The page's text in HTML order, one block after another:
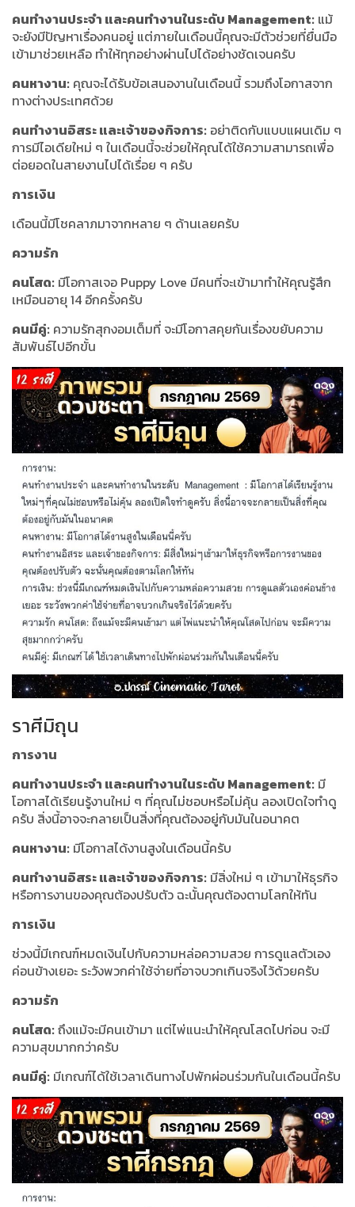
คนทำงานประจำ และคนทำงานในระดับ Management: แม้
จะยังมีปัญหาเรื่องคนอยู่ แต่ภายในเดือนนี้คุณจะมีตัวช่วยที่ยื่นมือ
เข้ามาช่วยเหลือ ทำให้ทุกอย่างผ่านไปได้อย่างชัดเจนครับ
คนหางาน: คุณจะได้รับข้อเสนองานในเดือนนี้ รวมถึงโอกาสจาก
ทางต่างประเทศด้วย
คนทำงานอิสระ และเจ้าของกิจการ: อย่าติดกับแบบแผนเดิม ๆ
การมีไอเดียใหม่ ๆ ในเดือนนี้จะช่วยให้คุณได้ใช้ความสามารถเพื่อ
ต่อยอดในสายงานไปได้เรื่อย ๆ ครับ
การเงิน
เดือนนี้มีโชคลาภมาจากหลาย ๆ ด้านเลยครับ
ความรัก
คนโสด: มีโอกาสเจอ Puppy Love มีคนที่จะเข้ามาทำให้คุณรู้สึก
เหมือนอายุ 14 อีกครั้งครับ
คนมีคู่: ความรักสุกงอมเต็มที่ จะมีโอกาสคุยกันเรื่องขยับความ
สัมพันธ์ไปอีกขั้น
ราศีมิถุน
การงาน
คนทำงานประจำ และคนทำงานในระดับ Management: มี
โอกาสได้เรียนรู้งานใหม่ ๆ ที่คุณไม่ชอบหรือไม่คุ้น ลองเปิดใจทำดู
ครับ สิ่งนี้อาจจะกลายเป็นสิ่งที่คุณต้องอยู่กับมันในอนาคต
คนหางาน: มีโอกาสได้งานสูงในเดือนนี้ครับ
คนทำงานอิสระ และเจ้าของกิจการ: มีสิ่งใหม่ ๆ เข้ามาให้ธุรกิจ
หรือการงานของคุณต้องปรับตัว ฉะนั้นคุณต้องตามโลกให้ทัน
การเงิน
ช่วงนี้มีเกณฑ์หมดเงินไปกับความหล่อความสวย การดูแลตัวเอง
ค่อนข้างเยอะ ระวังพวกค่าใช้จ่ายที่อาจบวกเกินจริงไว้ด้วยครับ
ความรัก
คนโสด:ถึงแม้จะมีคนเข้ามา แต่ไพ่แนะนำให้คุณโสดไปก่อน จะมี
ความสุขมากกว่าครับ
คนมีคู่: มีเกณฑ์ได้ใช้เวลาเดินทางไปพักผ่อนร่วมกันในเดือนนี้ครับ